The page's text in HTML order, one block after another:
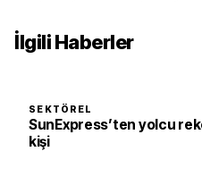
İlgili Haberler
SEKTÖREL
SunExpress’ten yolcu
kişi